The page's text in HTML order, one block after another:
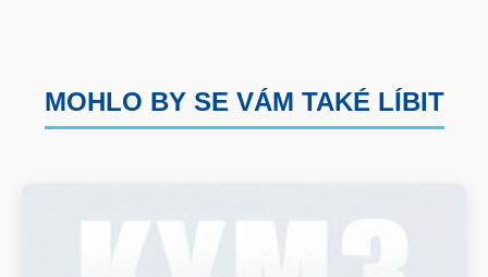
MOHLO BY SE VÁM TAKÉ LÍBIT